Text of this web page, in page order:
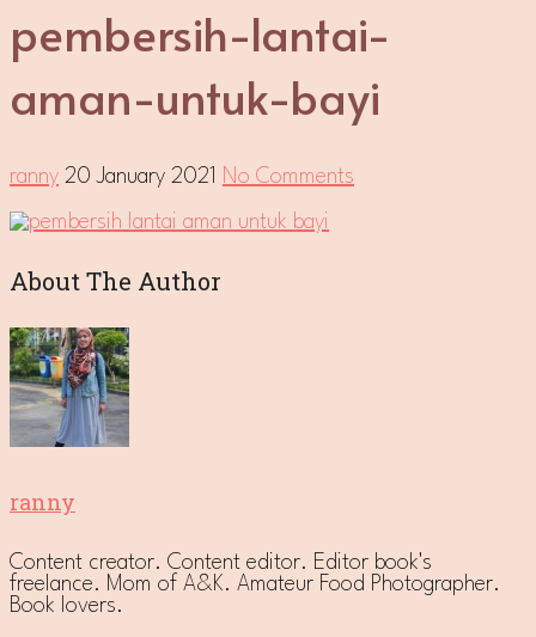
pembersih-lantai-
aman-untuk-bayi
ranny 20 January 2021 No Comments
About The Author
ranny
Content creator. Content editor. Editor book's
freelance. Mom of A&K. Amateur Food Photographer.
Book lovers.